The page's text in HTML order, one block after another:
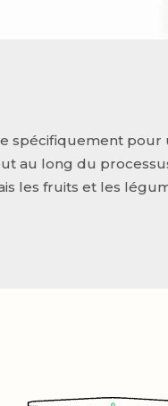
spécifiquement pour
au long du
les fruits et les